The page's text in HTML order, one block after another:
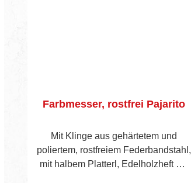
Farbmesser, rostfrei Pajarito
Mit Klinge aus gehärtetem und
poliertem, rostfreiem Federbandstahl,
mit halbem Platterl, Edelholzheft mit